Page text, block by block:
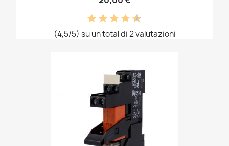
(4,5/5) su un total di 2 valutazioni